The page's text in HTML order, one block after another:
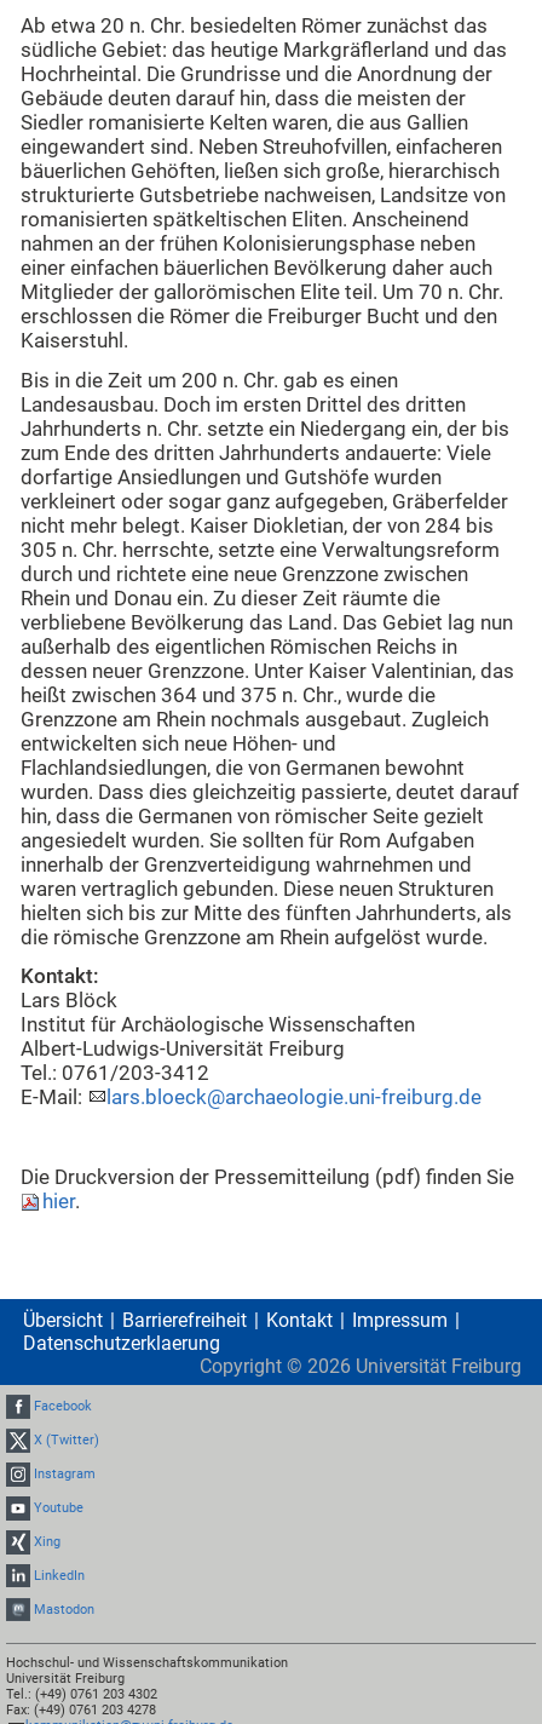
Ab etwa 20 n. Chr. besiedelten Römer zunächst das
südliche Gebiet: das heutige Markgräflerland und das
Hochrheintal. Die Grundrisse und die Anordnung der
Gebäude deuten darauf hin, dass die meisten der
Siedler romanisierte Kelten waren, die aus Gallien
eingewandert sind. Neben Streuhofvillen, einfacheren
bäuerlichen Gehöften, ließen sich große, hierarchisch
strukturierte Gutsbetriebe nachweisen, Landsitze von
romanisierten spätkeltischen Eliten. Anscheinend
nahmen an der frühen Kolonisierungsphase neben
einer einfachen bäuerlichen Bevölkerung daher auch
Mitglieder der gallorömischen Elite teil. Um 70 n. Chr.
erschlossen die Römer die Freiburger Bucht und den
Kaiserstuhl.
Bis in die Zeit um 200 n. Chr. gab es einen
Landesausbau. Doch im ersten Drittel des dritten
Jahrhunderts n. Chr. setzte ein Niedergang ein, der bis
zum Ende des dritten Jahrhunderts andauerte: Viele
dorfartige Ansiedlungen und Gutshöfe wurden
verkleinert oder sogar ganz aufgegeben, Gräberfelder
nicht mehr belegt. Kaiser Diokletian, der von 284 bis
305 n. Chr. herrschte, setzte eine Verwaltungsreform
durch und richtete eine neue Grenzzone zwischen
Rhein und Donau ein. Zu dieser Zeit räumte die
verbliebene Bevölkerung das Land. Das Gebiet lag nun
außerhalb des eigentlichen Römischen Reichs in
dessen neuer Grenzzone. Unter Kaiser Valentinian, das
heißt zwischen 364 und 375 n. Chr., wurde die
Grenzzone am Rhein nochmals ausgebaut. Zugleich
entwickelten sich neue Höhen- und
Flachlandsiedlungen, die von Germanen bewohnt
wurden. Dass dies gleichzeitig passierte, deutet darauf
hin, dass die Germanen von römischer Seite gezielt
angesiedelt wurden. Sie sollten für Rom Aufgaben
innerhalb der Grenzverteidigung wahrnehmen und
waren vertraglich gebunden. Diese neuen Strukturen
hielten sich bis zur Mitte des fünften Jahrhunderts, als
die römische Grenzzone am Rhein aufgelöst wurde.
Kontakt:
Lars Blöck
Institut für Archäologische Wissenschaften
Albert-Ludwigs-Universität Freiburg
Tel.: 0761/203-3412
E-Mail:
lars.bloeck@archaeologie.uni-freiburg.de
Die Druckversion der Pressemitteilung (pdf) finden Sie
hier.
Übersicht Barrierefreiheit Kontakt
Impressum
Datenschutzerklaerung
Copyright © 2026 Universität Freiburg
Facebook
X (Twitter)
Instagram
Youtube
Xing
LinkedIn
Mastodon
Hochschul- und Wissenschaftskommunikation
Universität Freiburg
Tel.: (+49) 0761 203 4302
Fax: (+49) 0761 203 4278